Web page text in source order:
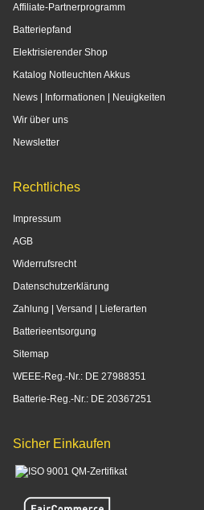
Affiliate-Partnerprogramm
Batteriepfand
Elektrisierender Shop
Katalog Notleuchten Akkus
News | Informationen | Neuigkeiten
Wir über uns
Newsletter
Rechtliches
Impressum
AGB
Widerrufsrecht
Datenschutzerklärung
Zahlung | Versand | Lieferarten
Batterieentsorgung
Sitemap
WEEE-Reg.-Nr.: DE 27988351
Batterie-Reg.-Nr.: DE 20367251
Sicher Einkaufen